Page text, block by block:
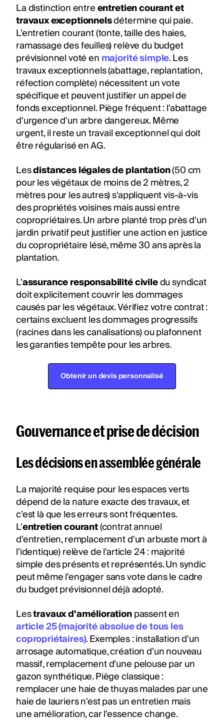
La distinction entreentretien courant et
travaux exceptionnelsdétermine qui paie.
L'entretien courant (tonte, taille des haies,
ramassage des feuilles) relève du budget
prévisionnel voté enmajorité simple. Les
travaux exceptionnels (abattage, replantation,
réfection complète) nécessitent un vote
spécifique et peuvent justifier un appel de
fonds exceptionnel. Piège fréquent : l'abattage
d'urgence d'un arbre dangereux. Même
urgent, il reste un travail exceptionnel qui doit
être régularisé en AG.
Lesdistances légales de plantation(50 cm
pour les végétaux de moins de 2 mètres, 2
mètres pour les autres) s'appliquent vis-à-vis
des propriétés voisines mais aussi entre
copropriétaires. Un arbre planté trop près d'un
jardin privatif peut justifier une action en justice
du copropriétaire lésé, même 30 ans après la
plantation.
L'assurance responsabilité civiledu syndicat
doit explicitement couvrir les dommages
causés par les végétaux. Vérifiez votre contrat :
certains excluent les dommages progressifs
(racines dans les canalisations) ou plafonnent
les garanties tempête pour les arbres.
Obtenir un devis personnalisé
Gouvernance et prise de décision
Les décisions en assemblée générale
La majorité requise pour les espaces verts
dépend de la nature exacte des travaux, et
c'est là que les erreurs sont fréquentes.
L'entretien courant(contrat annuel
d'entretien, remplacement d'un arbuste mort à
l'identique) relève de l'article 24 : majorité
simple des présents et représentés. Un syndic
peut même l'engager sans vote dans le cadre
du budget prévisionnel déjà adopté.
Lestravaux d'améliorationpassent en
article 25 (majorité absolue de tous les
copropriétaires). Exemples : installation d'un
arrosage automatique, création d'un nouveau
massif, remplacement d'une pelouse par un
gazon synthétique. Piège classique :
remplacer une haie de thuyas malades par une
haie de lauriers n'est pas un entretien mais
une amélioration, car l'essence change.